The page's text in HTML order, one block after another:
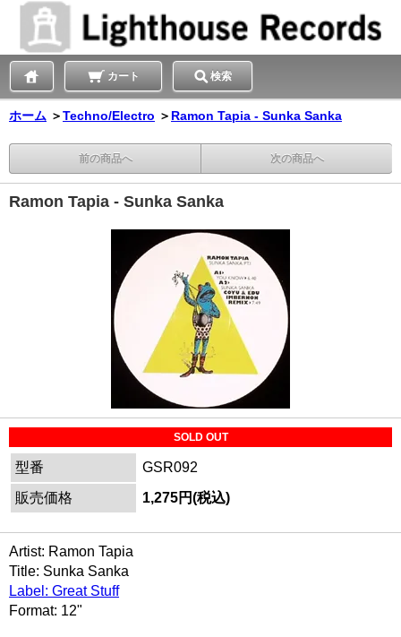
カート 検索
ホーム ＞Techno/Electro ＞ Ramon Tapia - Sunka Sanka
前の商品へ 次の商品へ
Ramon Tapia - Sunka Sanka
SOLD OUT
型番
GSR092
販売価格
1,275円(税込)
Artist: Ramon Tapia
Title: Sunka Sanka
Label: Great Stuff
Format: 12"